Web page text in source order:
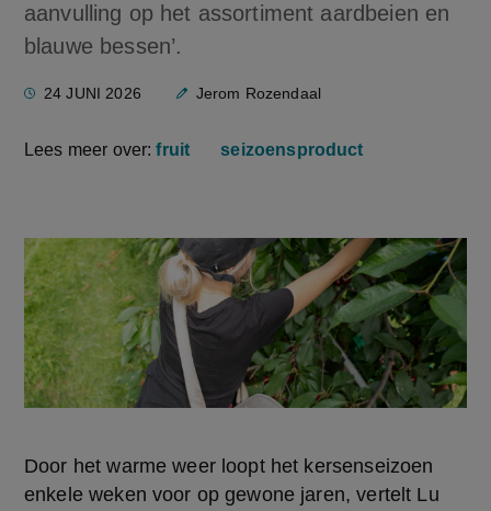
aanvulling op het assortiment aardbeien en
blauwe bessen’.
24 JUNI 2026 Jerom Rozendaal
Lees meer over:fruit seizoensproduct
Door het warme weer loopt het kersenseizoen
enkele weken voor op gewone jaren, vertelt Lu